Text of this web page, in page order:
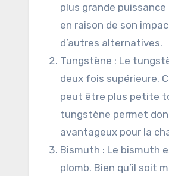
plus grande
en raison de son
d’autres alternatives.
Tungstène : Le
deux fois supérieure.
peut être plus petite
tungstène permet
avantageux pour la
Bismuth : Le bismuth
plomb. Bien qu’il soit